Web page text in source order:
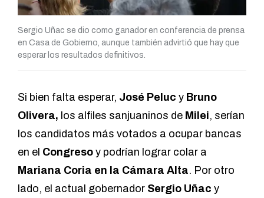
Sergio Uñac se dio como ganador en conferencia de prensa
en Casa de Gobierno, aunque también advirtió que hay que
esperar los resultados definitivos.
Si bien falta esperar, José Peluc y Bruno
Olivera, los alfiles sanjuaninos de Milei, serían
los candidatos más votados a ocupar bancas
en el Congreso y podrían lograr colar a
Mariana Coria en la Cámara Alta. Por otro
lado, el actual gobernador Sergio Uñac y